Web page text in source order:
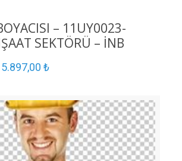
– 11UY0023-
SEKTÖRÜ – İNB
5.897,00 ₺